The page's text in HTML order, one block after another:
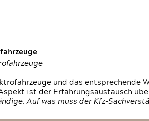
und das entsprechende
ist der Erfahrungsaustausch
Auf was muss der Kfz-